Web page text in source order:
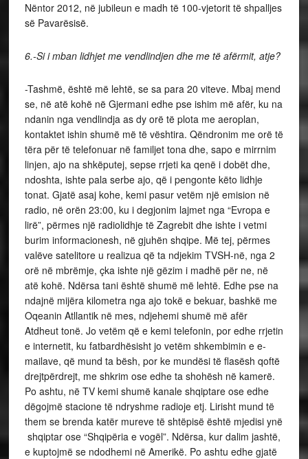
Nëntor 2012, në jubileun e madh të 100-vjetorit të shpalljes
së Pavarësisë.
6.-Si i mban lidhjet me vendlindjen dhe me të afërmit, atje?
-Tashmë, është më lehtë, se sa para 20 viteve. Mbaj mend
se, në atë kohë në Gjermani edhe pse ishim më afër, ku na
ndanin nga vendlindja as dy orë të plota me aeroplan,
kontaktet ishin shumë më të vështira. Qëndronim me orë të
tëra për të telefonuar në familjet tona dhe, sapo e mirrnim
linjen, ajo na shkëputej, sepse rrjeti ka qenë i dobët dhe,
ndoshta, ishte pala serbe ajo, që i pengonte këto lidhje
tonat. Gjatë asaj kohe, kemi pasur vetëm një emision në
radio, në orën 23:00, ku i degjonim lajmet nga “Evropa e
lirë”, përmes një radiolidhje të Zagrebit dhe ishte i vetmi
burim informacionesh, në gjuhën shqipe. Më tej, përmes
valëve satelitore u realizua që ta ndjekim TVSH-në, nga 2
orë në mbrëmje, çka ishte një gëzim i madhë për ne, në
atë kohë. Ndërsa tani është shumë më lehtë. Edhe pse na
ndajnë mijëra kilometra nga ajo tokë e bekuar, bashkë me
Oqeanin Atllantik në mes, ndjehemi shumë më afër
Atdheut tonë. Jo vetëm që e kemi telefonin, por edhe rrjetin
e internetit, ku fatbardhësisht jo vetëm shkembimin e e-
mailave, që mund ta bësh, por ke mundësi të flasësh qoftë
drejtpërdrejt, me shkrim ose edhe ta shohësh në kamerë.
Po ashtu, në TV kemi shumë kanale shqiptare ose edhe
dëgojmë stacione të ndryshme radioje etj. Lirisht mund të
them se brenda katër mureve të shtëpisë është mjedisi ynë
shqiptar ose “Shqipëria e vogël”. Ndërsa, kur dalim jashtë,
e kuptojmë se ndodhemi në Amerikë. Po ashtu edhe gjatë